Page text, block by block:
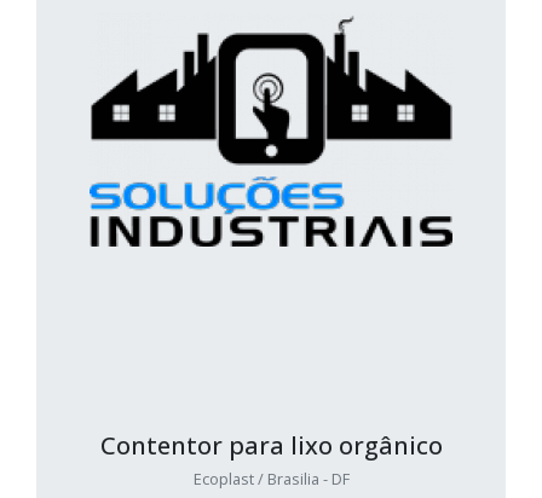
Contentor para lixo orgânico
Ecoplast / Brasilia - DF